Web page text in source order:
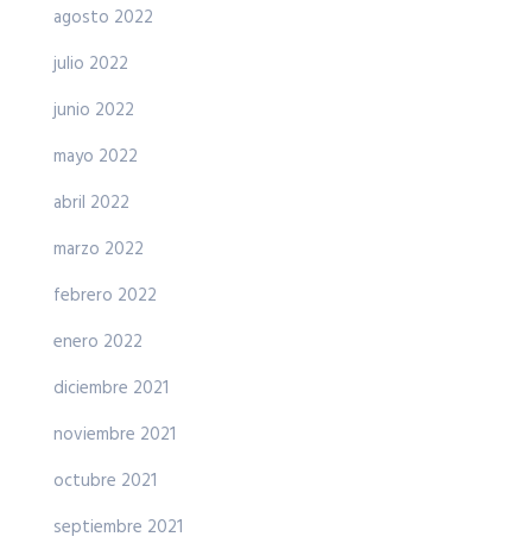
agosto 2022
julio 2022
junio 2022
mayo 2022
abril 2022
marzo 2022
febrero 2022
enero 2022
diciembre 2021
noviembre 2021
octubre 2021
septiembre 2021